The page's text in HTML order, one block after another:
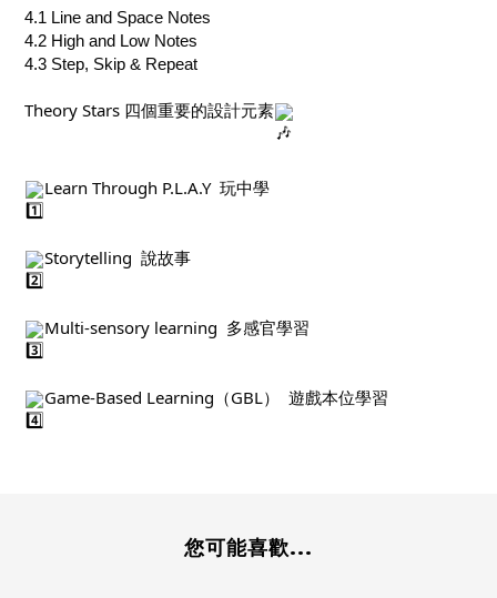
4.1 Line and Space Notes
4.2 High and Low Notes
4.3 Step, Skip & Repeat
Theory Stars 四個重要的設計元素
Learn Through P.L.A.Y  玩中學
Storytelling  說故事
Multi-sensory learning  多感官學習
Game-Based Learning（GBL）  遊戲本位學習
您可能喜歡...